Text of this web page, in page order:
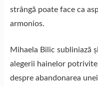
strângă poate face ca
armonios.
Mihaela Bilic subliniază
alegerii hainelor
despre abandonarea